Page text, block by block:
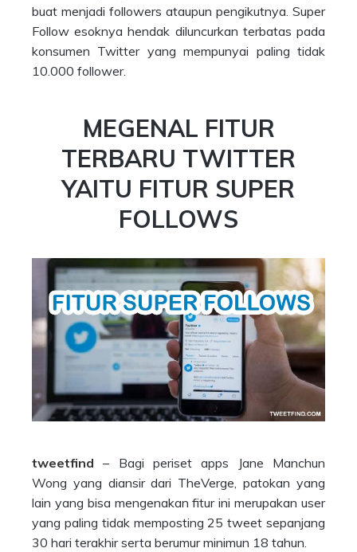
buat menjadi followers ataupun pengikutnya. Super
Follow esoknya hendak diluncurkan terbatas pada
konsumen Twitter yang mempunyai paling tidak
10.000 follower.
MEGENAL FITUR
TERBARU TWITTER
YAITU FITUR SUPER
FOLLOWS
tweetfind – Bagi periset apps Jane Manchun
Wong yang diansir dari TheVerge, patokan yang
lain yang bisa mengenakan fitur ini merupakan user
yang paling tidak memposting 25 tweet sepanjang
30 hari terakhir serta berumur minimun 18 tahun.